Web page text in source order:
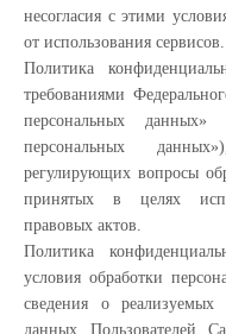
несогласия с этими
от использования сервисов.
Политика
требованиями
персональных
персональных
регулирующих вопросы
принятых в целях
правовых актов.
Политика
условия обработки
сведения о реализуемых
данных Пользователей